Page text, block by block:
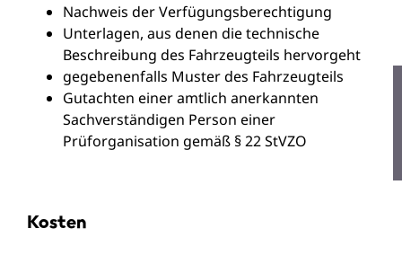
Nachweis der Verfügungsberechtigung
Unterlagen, aus denen die technische
Beschreibung des Fahrzeugteils hervorgeht
gegebenenfalls Muster des Fahrzeugteils
Gutachten einer amtlich anerkannten
Sachverständigen Person einer
Prüforganisation gemäß § 22 StVZO
Kosten